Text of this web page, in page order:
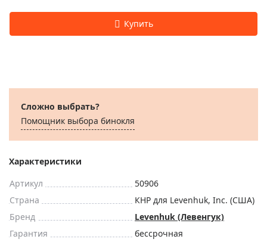
Сложно выбрать?
Помощник выбора бинокля
Характеристики
Артикул
50906
Страна
КНР для Levenhuk, Inc. (США)
Бренд
Levenhuk (Левенгук)
Гарантия
бессрочная